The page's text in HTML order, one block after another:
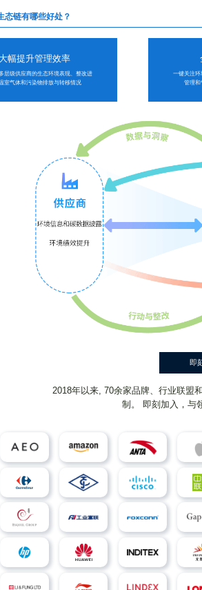
态链有哪些好处？
大幅提升管理效率
层级供应商的生态环境表现、整改进
室气体和污染物排放与转移情况
一键关注环
管理和
即
2018年以来, 70余家品牌、行业联盟
制。 即刻加入，与